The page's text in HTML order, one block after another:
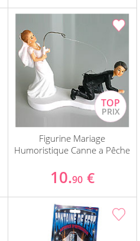
Figurine Mariage
Humoristique Canne a Pêche
10.90 €